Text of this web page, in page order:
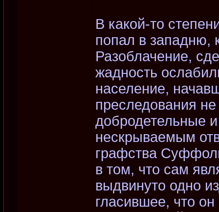
В какой-то
попал в западню,
Разоблачение,
жадность
население,
преследования
добродетельные
нескрываемым
графства
в том, что сам
выдвинуто одно
гласившее, что